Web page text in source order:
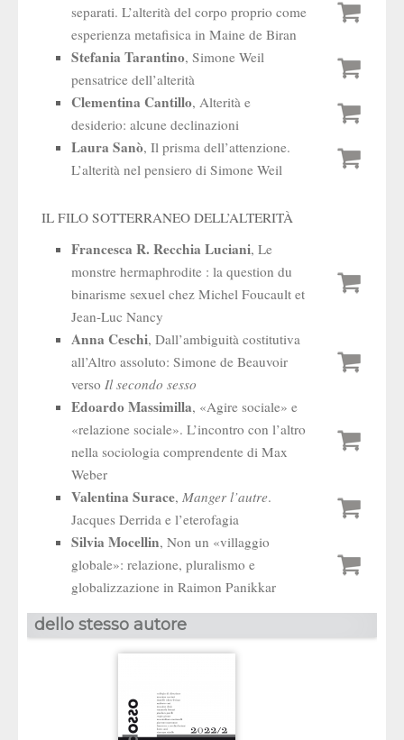
separati. L’alterità del corpo proprio come
esperienza metafisica in Maine de Biran
Stefania Tarantino, Simone Weil
pensatrice dell’alterità
Clementina Cantillo, Alterità e
desiderio: alcune declinazioni
Laura Sanò, Il prisma dell’attenzione.
L’alterità nel pensiero di Simone Weil
IL FILO SOTTERRANEO DELL’ALTERITÀ
Francesca R. Recchia Luciani, Le
monstre hermaphrodite : la question du
binarisme sexuel chez Michel Foucault et
Jean-Luc Nancy
Anna Ceschi, Dall’ambiguità costitutiva
all’Altro assoluto: Simone de Beauvoir
verso Il secondo sesso
Edoardo Massimilla, «Agire sociale» e
«relazione sociale». L’incontro con l’altro
nella sociologia comprendente di Max
Weber
Valentina Surace, Manger l’autre.
Jacques Derrida e l’eterofagia
Silvia Mocellin, Non un «villaggio
globale»: relazione, pluralismo e
globalizzazione in Raimon Panikkar
dello stesso autore